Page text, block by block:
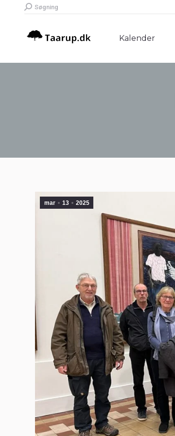
Search:
Søgning
Kalender
mar 13 2025
Kalender